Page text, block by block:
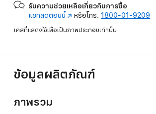
รับความช่วยเหลือเกี่ยวกับการซื้อ
แชทสดตอนนี้(เปิด
หน้าต่าง
หรือโทร. 1800-01-9209
เคสที่แสดงใช้เพื่อเป็นภาพประกอบเท่านั้น
ข้อมูลผลิตภัณฑ์
ภาพรวม